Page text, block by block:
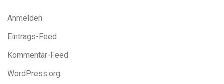
Anmelden
Eintrags-Feed
Kommentar-Feed
WordPress.org